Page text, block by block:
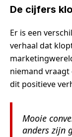
De cijfers
Er is een
verhaal dat
niemand vraagt
dit positieve
Mooie
anders zijn